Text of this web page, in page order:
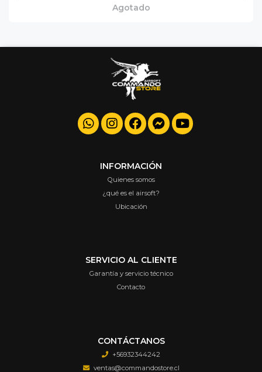
Agotado
INFORMACIÓN
Quienes somos
¿qué es el airsoft?
Ubicación
SERVICIO AL CLIENTE
Garantía y servicio técnico
Contacto
CONTÁCTANOS
+56932344242
ventas@commandostore.cl